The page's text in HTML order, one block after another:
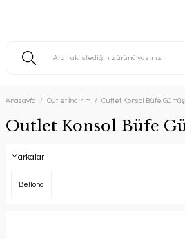
Anasayfa Outlet İndirim Outlet Konsol Büfe
Outlet Konsol Büfe
Markalar
Bellona